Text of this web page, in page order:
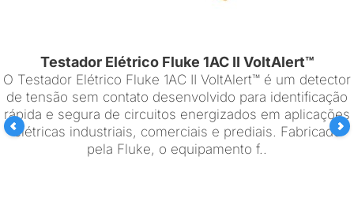
Testador Elétrico Fluke 1AC II VoltAlert™
O Testador Elétrico Fluke 1AC II VoltAlert™ é um detector
de tensão sem contato desenvolvido para identificação
rápida e segura de circuitos energizados em aplicações
elétricas industriais, comerciais e prediais. Fabricado
pela Fluke, o equipamento f..